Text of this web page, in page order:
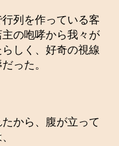
列を作っている客
の咆哮から我々が
しく、好奇の視線
った。
から、腹が立って